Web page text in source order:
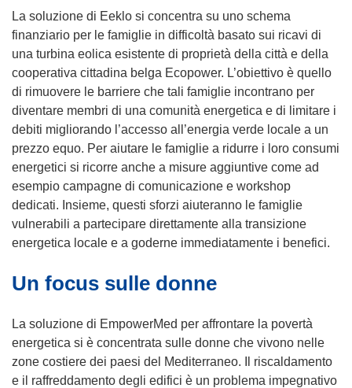
s
t
a
u
n
a
n
u
o
v
a
f
i
n
e
s
r
La soluzione di Eeklo si concentra su uno schema
finanziario per le famiglie in difficoltà basato sui ricavi di
una turbina eolica esistente di proprietà della città e della
cooperativa cittadina belga Ecopower. L’obiettivo è quello
di rimuovere le barriere che tali famiglie incontrano per
diventare membri di una comunità energetica e di limitare i
debiti migliorando l’accesso all’energia verde locale a un
prezzo equo. Per aiutare le famiglie a ridurre i loro consumi
energetici si ricorre anche a misure aggiuntive come ad
esempio campagne di comunicazione e workshop
dedicati. Insieme, questi sforzi aiuteranno le famiglie
vulnerabili a partecipare direttamente alla transizione
energetica locale e a goderne immediatamente i benefici.
Un focus sulle donne
La soluzione di EmpowerMed per affrontare la povertà
energetica si è concentrata sulle donne che vivono nelle
zone costiere dei paesi del Mediterraneo. Il riscaldamento
e il raffreddamento degli edifici è un problema impegnativo